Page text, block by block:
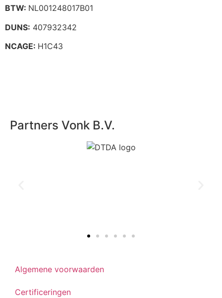
BTW: NL001248017B01
DUNS: 407932342
NCAGE: H1C43
Partners Vonk B.V.
Algemene voorwaarden
Certificeringen